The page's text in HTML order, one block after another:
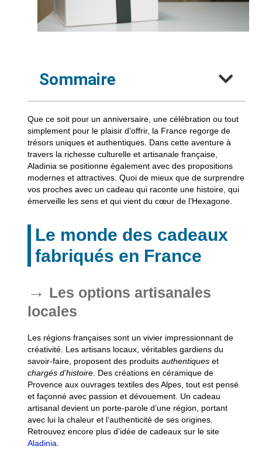
Sommaire
Que ce soit pour un anniversaire, une célébration ou tout
simplement pour le plaisir d’offrir, la France regorge de
trésors uniques et authentiques. Dans cette aventure à
travers la richesse culturelle et artisanale française,
Aladinia se positionne également avec des propositions
modernes et attractives. Quoi de mieux que de surprendre
vos proches avec un cadeau qui raconte une histoire, qui
émerveille les sens et qui vient du cœur de l’Hexagone.
Le monde des cadeaux
fabriqués en France
Les options artisanales
locales
Les régions françaises sont un vivier impressionnant de
créativité. Les artisans locaux, véritables gardiens du
savoir-faire, proposent des produits authentiqueset
chargés d’histoire. Des créations en céramique de
Provence aux ouvrages textiles des Alpes, tout est pensé
et façonné avec passion et dévouement. Un cadeau
artisanal devient un porte-parole d’une région, portant
avec lui la chaleur et l’authenticité de ses origines.
Retrouvez encore plus d’idée de cadeaux sur le site
Aladinia